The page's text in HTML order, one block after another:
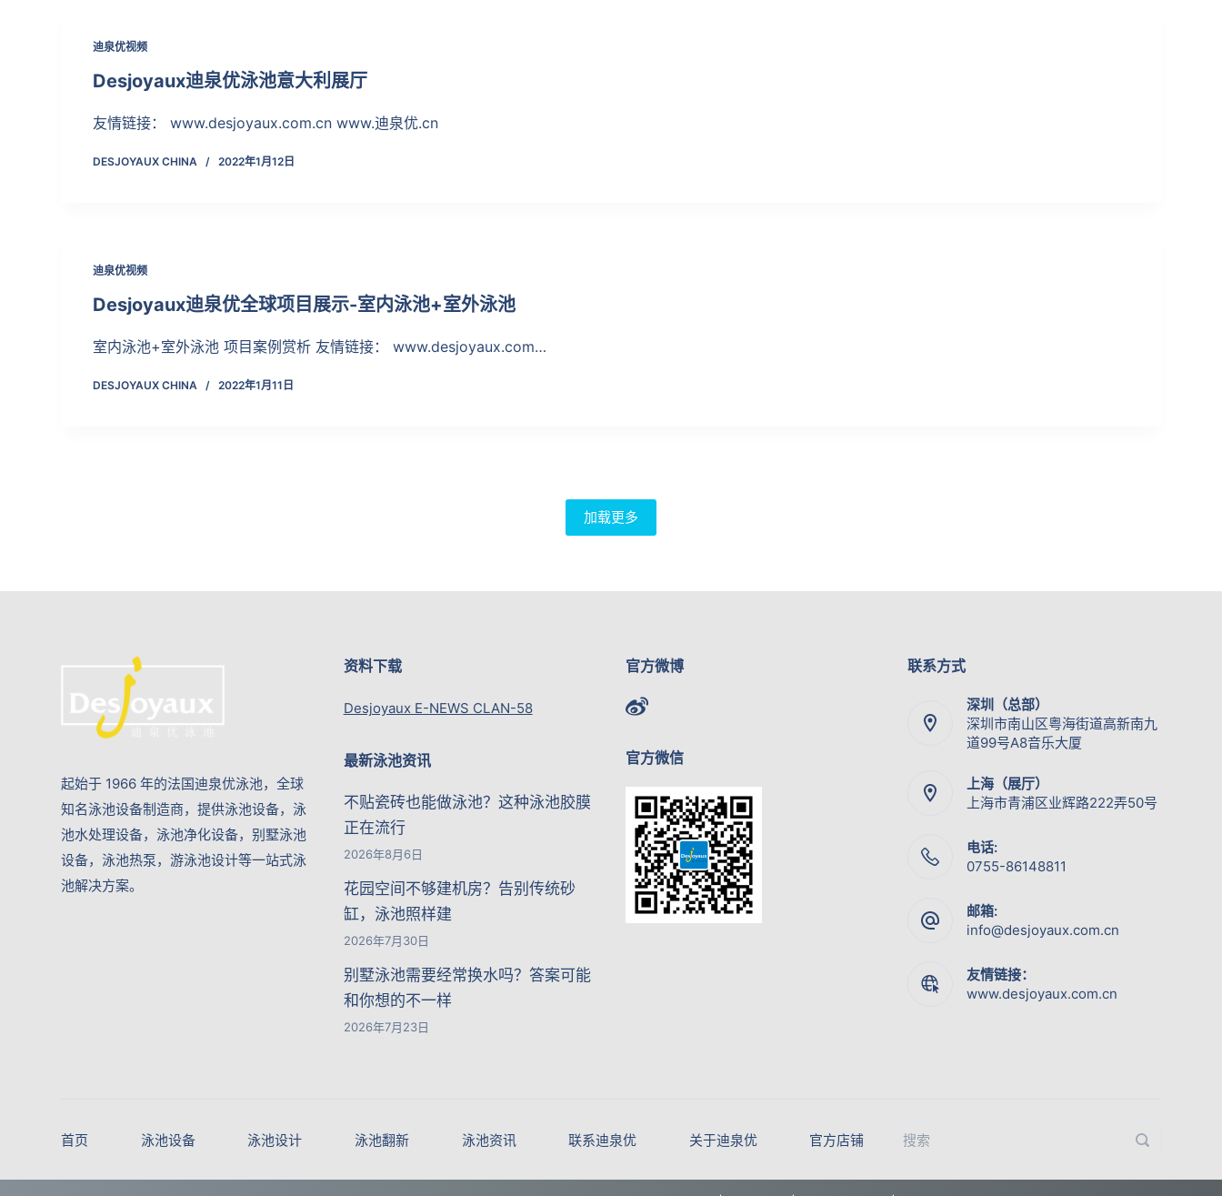
迪泉优视频
Desjoyaux迪泉优泳池意大利展厅
友情链接： www.desjoyaux.com.cn www.迪泉优.cn
DESJOYAUX CHINA 2022年1月12日
迪泉优视频
Desjoyaux迪泉优全球项目展示-室内泳池+室外泳池
室内泳池+室外泳池 项目案例赏析 友情链接： www.desjoyaux.com…
DESJOYAUX CHINA 2022年1月11日
加载更多
起始于 1966 年的法国迪泉优泳池，全球
知名泳池设备制造商，提供泳池设备，泳
池水处理设备，泳池净化设备，别墅泳池
设备，泳池热泵，游泳池设计等一站式泳
池解决方案。
资料下载
Desjoyaux E-NEWS CLAN-58
最新泳池资讯
不贴瓷砖也能做泳池？这种泳池胶膜
正在流行
2026年8月6日
花园空间不够建机房？告别传统砂
缸，泳池照样建
2026年7月30日
别墅泳池需要经常换水吗？答案可能
和你想的不一样
2026年7月23日
官方微博
官方微信
联系方式
深圳（总部）
深圳市南山区粤海街道高新南九
道99号A8音乐大厦
上海（展厅）
上海市青浦区业辉路222弄50号
电话:
0755-86148811
邮箱:
info@desjoyaux.com.cn
友情链接：
www.desjoyaux.com.cn
首页 泳池设备 泳池设计 泳池翻新 泳池资讯 联系迪泉优 关于迪泉优 官方店铺